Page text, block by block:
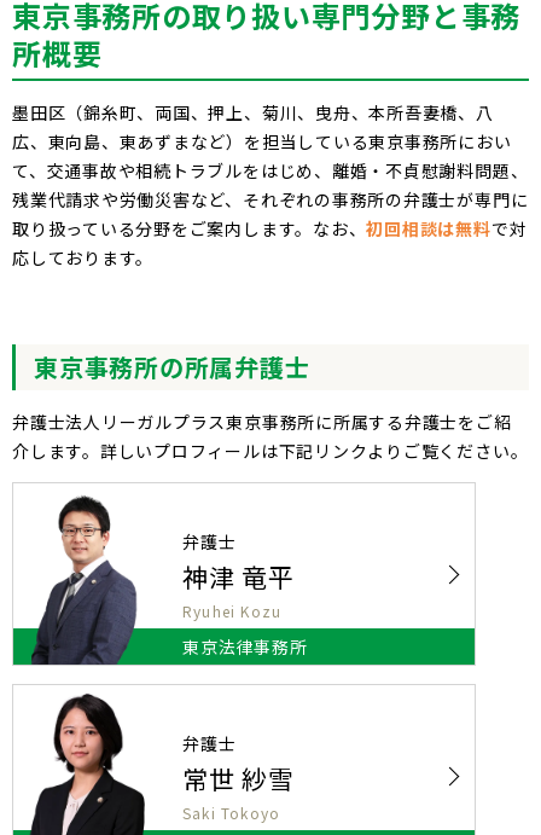
東京事務所の取り扱い専門分野と事務
所概要
墨田区（錦糸町、両国、押上、菊川、曳舟、本所吾妻橋、八
広、東向島、東あずまなど）を担当している東京事務所におい
て、交通事故や相続トラブルをはじめ、離婚・不貞慰謝料問題、
残業代請求や労働災害など、それぞれの事務所の弁護士が専門に
取り扱っている分野をご案内します。なお、初回相談は無料で対
応しております。
東京事務所の所属弁護士
弁護士法人リーガルプラス東京事務所に所属する弁護士をご紹
介します。詳しいプロフィールは下記リンクよりご覧ください。
東京法律事務所
弁護士
神津 竜平
Ryuhei Kozu
弁護士
常世 紗雪
Saki Tokoyo